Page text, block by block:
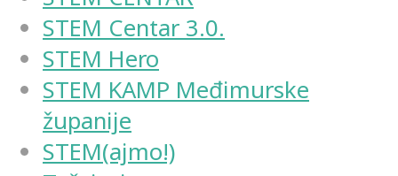
STEM Centar 3.0.
STEM Hero
STEM KAMP Međimurske
županije
STEM(ajmo!)